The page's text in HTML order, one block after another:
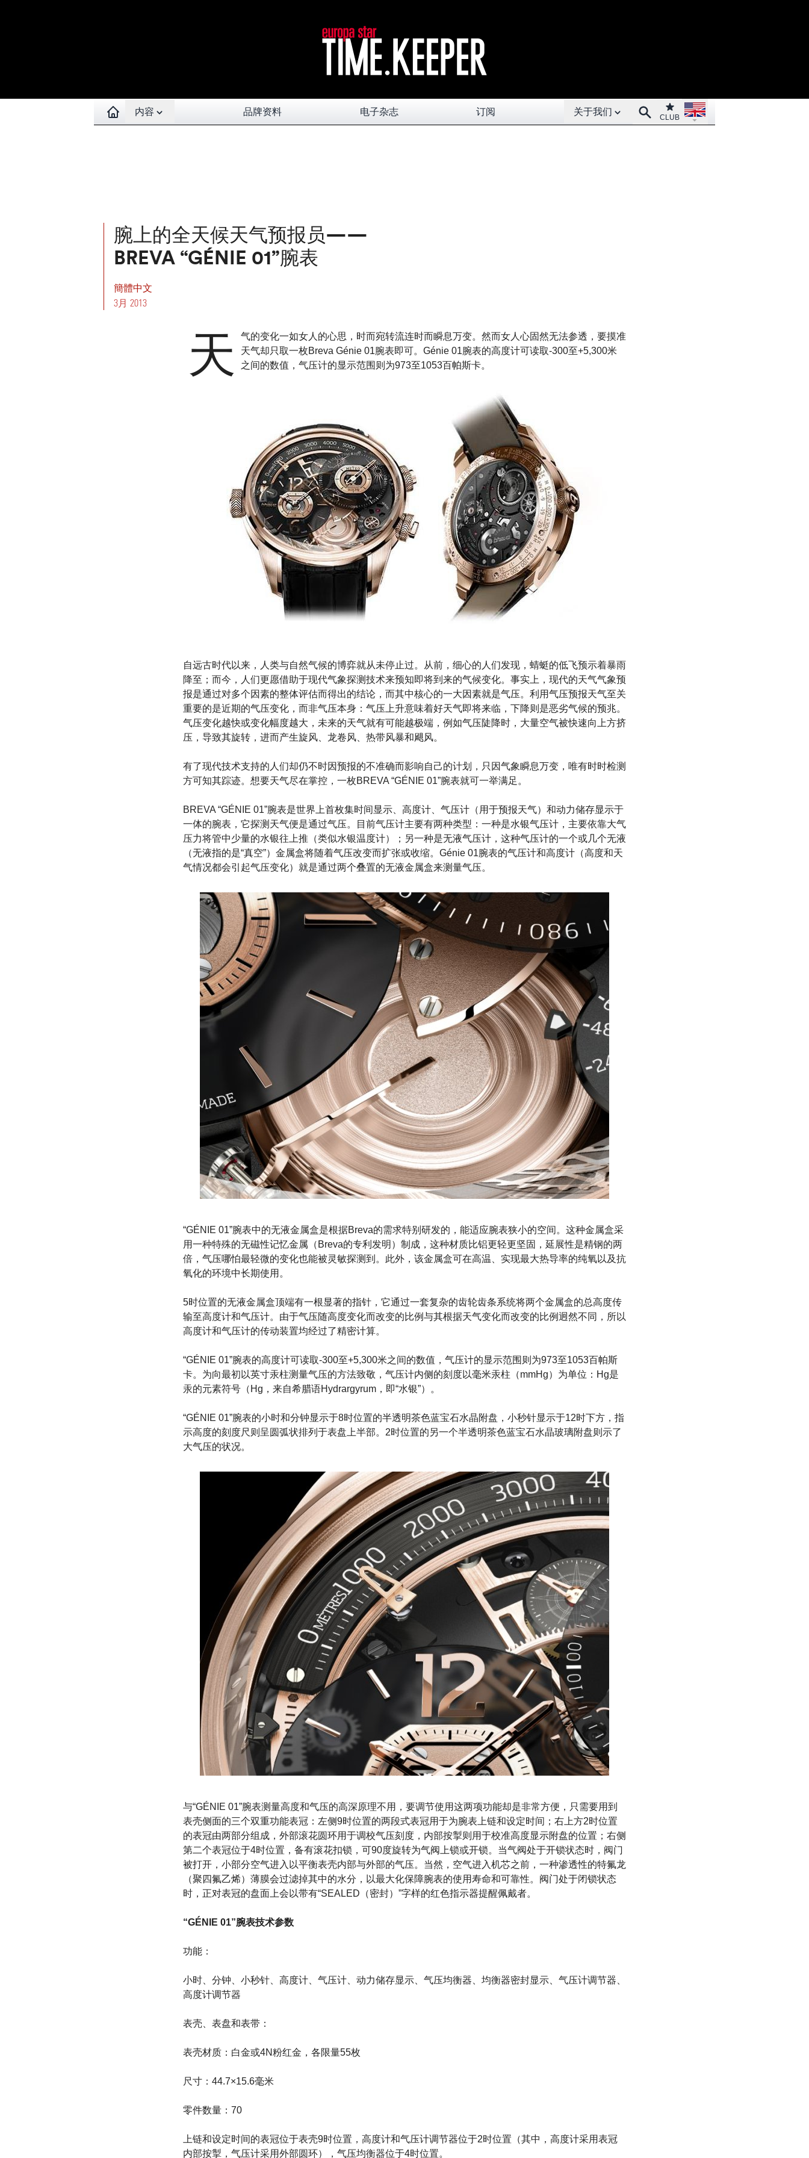
Open contents menu
内容 品牌资料 电子杂志 订阅
Open About menu
关于我们 SearchClub
CLUB
Open language menu
腕上的全天候天气预报员——
BREVA “GÉNIE 01”腕表
簡體中文
3月 2013
天
气的变化一如女人的心思，时而宛转流连时而瞬息万变。然而女人心固然无法参透，要摸准
天气却只取一枚Breva Génie 01腕表即可。Génie 01腕表的高度计可读取-300至+5,300米
之间的数值，气压计的显示范围则为973至1053百帕斯卡。
自远古时代以来，人类与自然气候的博弈就从未停止过。从前，细心的人们发现，蜻蜓的低飞预示着暴雨
降至；而今，人们更愿借助于现代气象探测技术来预知即将到来的气候变化。事实上，现代的天气气象预
报是通过对多个因素的整体评估而得出的结论，而其中核心的一大因素就是气压。利用气压预报天气至关
重要的是近期的气压变化，而非气压本身：气压上升意味着好天气即将来临，下降则是恶劣气候的预兆。
气压变化越快或变化幅度越大，未来的天气就有可能越极端，例如气压陡降时，大量空气被快速向上方挤
压，导致其旋转，进而产生旋风、龙卷风、热带风暴和飓风。
有了现代技术支持的人们却仍不时因预报的不准确而影响自己的计划，只因气象瞬息万变，唯有时时检测
方可知其踪迹。想要天气尽在掌控，一枚BREVA “GÉNIE 01”腕表就可一举满足。
BREVA “GÉNIE 01”腕表是世界上首枚集时间显示、高度计、气压计（用于预报天气）和动力储存显示于
一体的腕表，它探测天气便是通过气压。目前气压计主要有两种类型：一种是水银气压计，主要依靠大气
压力将管中少量的水银往上推（类似水银温度计）；另一种是无液气压计，这种气压计的一个或几个无液
（无液指的是“真空”）金属盒将随着气压改变而扩张或收缩。Génie 01腕表的气压计和高度计（高度和天
气情况都会引起气压变化）就是通过两个叠置的无液金属盒来测量气压。
“GÉNIE 01”腕表中的无液金属盒是根据Breva的需求特别研发的，能适应腕表狭小的空间。这种金属盒采
用一种特殊的无磁性记忆金属（Breva的专利发明）制成，这种材质比铝更轻更坚固，延展性是精钢的两
倍，气压哪怕最轻微的变化也能被灵敏探测到。此外，该金属盒可在高温、实现最大热导率的纯氧以及抗
氧化的环境中长期使用。
5时位置的无液金属盒顶端有一根显著的指针，它通过一套复杂的齿轮齿条系统将两个金属盒的总高度传
输至高度计和气压计。由于气压随高度变化而改变的比例与其根据天气变化而改变的比例迥然不同，所以
高度计和气压计的传动装置均经过了精密计算。
“GÉNIE 01”腕表的高度计可读取-300至+5,300米之间的数值，气压计的显示范围则为973至1053百帕斯
卡。为向最初以英寸汞柱测量气压的方法致敬，气压计内侧的刻度以毫米汞柱（mmHg）为单位：Hg是
汞的元素符号（Hg，来自希腊语Hydrargyrum，即“水银”）。
“GÉNIE 01”腕表的小时和分钟显示于8时位置的半透明茶色蓝宝石水晶附盘，小秒针显示于12时下方，指
示高度的刻度尺则呈圆弧状排列于表盘上半部。2时位置的另一个半透明茶色蓝宝石水晶玻璃附盘则示了
大气压的状况。
与“GÉNIE 01”腕表测量高度和气压的高深原理不用，要调节使用这两项功能却是非常方便，只需要用到
表壳侧面的三个双重功能表冠：左侧9时位置的两段式表冠用于为腕表上链和设定时间；右上方2时位置
的表冠由两部分组成，外部滚花圆环用于调校气压刻度，内部按掣则用于校准高度显示附盘的位置；右侧
第二个表冠位于4时位置，备有滚花扣锁，可90度旋转为气阀上锁或开锁。当气阀处于开锁状态时，阀门
被打开，小部分空气进入以平衡表壳内部与外部的气压。当然，空气进入机芯之前，一种渗透性的特氟龙
（聚四氟乙烯）薄膜会过滤掉其中的水分，以最大化保障腕表的使用寿命和可靠性。阀门处于闭锁状态
时，正对表冠的盘面上会以带有“SEALED（密封）”字样的红色指示器提醒佩戴者。
“GÉNIE 01”腕表技术参数
功能：
小时、分钟、小秒针、高度计、气压计、动力储存显示、气压均衡器、均衡器密封显示、气压计调节器、
高度计调节器
表壳、表盘和表带：
表壳材质：白金或4N粉红金，各限量55枚
尺寸：44.7×15.6毫米
零件数量：70
上链和设定时间的表冠位于表壳9时位置，高度计和气压计调节器位于2时位置（其中，高度计采用表冠
内部按掣，气压计采用外部圆环），气压均衡器位于4时位置。